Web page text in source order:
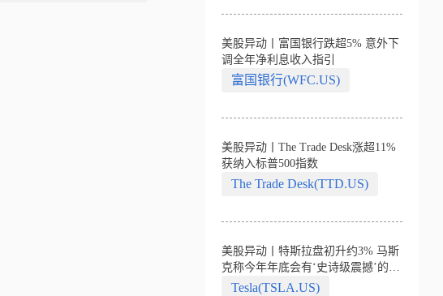
美股异动丨富国银行跌超5% 意外下
调全年净利息收入指引
富国银行(WFC.US)
美股异动丨The Trade Desk涨超11%
获纳入标普500指数
The Trade Desk(TTD.US)
美股异动丨特斯拉盘初升约3% 马斯
克称今年年底会有‘史诗级震撼’的演
示Tesla(TSLA.US)